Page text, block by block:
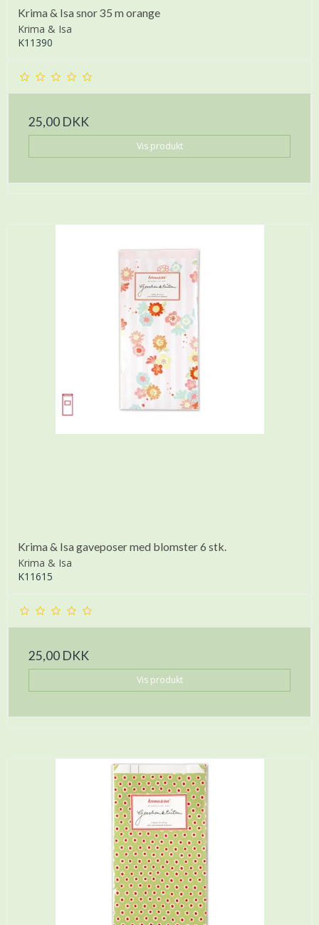
Krima & Isa snor 35 m orange
Krima & Isa
K11390
25,00 DKK
Vis produkt
Krima & Isa gaveposer med blomster 6 stk.
Krima & Isa
K11615
25,00 DKK
Vis produkt